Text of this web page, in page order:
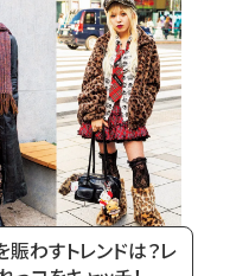
賑わすトレンドは？レ